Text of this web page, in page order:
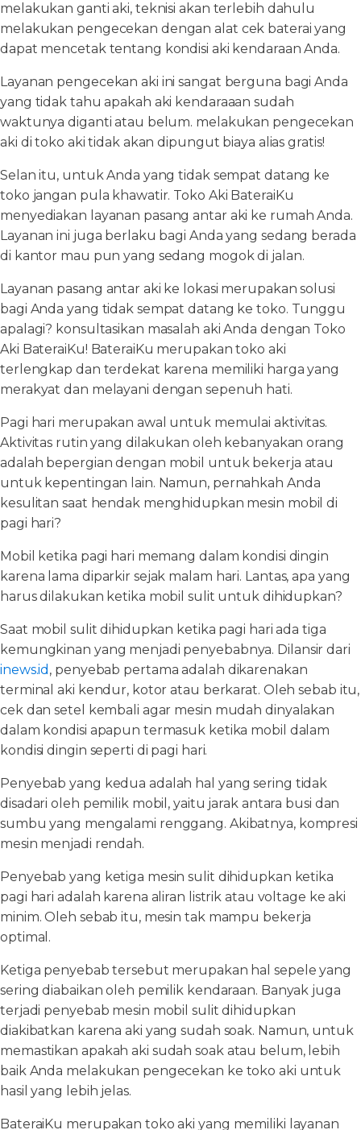
melakukan ganti aki, teknisi akan terlebih dahulu
melakukan pengecekan dengan alat cek baterai yang
dapat mencetak tentang kondisi aki kendaraan Anda.
Layanan pengecekan aki ini sangat berguna bagi Anda
yang tidak tahu apakah aki kendaraaan sudah
waktunya diganti atau belum. melakukan pengecekan
aki di toko aki tidak akan dipungut biaya alias gratis!
Selan itu, untuk Anda yang tidak sempat datang ke
toko jangan pula khawatir. Toko Aki BateraiKu
menyediakan layanan pasang antar aki ke rumah Anda.
Layanan ini juga berlaku bagi Anda yang sedang berada
di kantor mau pun yang sedang mogok di jalan.
Layanan pasang antar aki ke lokasi merupakan solusi
bagi Anda yang tidak sempat datang ke toko. Tunggu
apalagi? konsultasikan masalah aki Anda dengan Toko
Aki BateraiKu! BateraiKu merupakan toko aki
terlengkap dan terdekat karena memiliki harga yang
merakyat dan melayani dengan sepenuh hati.
Pagi hari merupakan awal untuk memulai aktivitas.
Aktivitas rutin yang dilakukan oleh kebanyakan orang
adalah bepergian dengan mobil untuk bekerja atau
untuk kepentingan lain. Namun, pernahkah Anda
kesulitan saat hendak menghidupkan mesin mobil di
pagi hari?
Mobil ketika pagi hari memang dalam kondisi dingin
karena lama diparkir sejak malam hari. Lantas, apa yang
harus dilakukan ketika mobil sulit untuk dihidupkan?
Saat mobil sulit dihidupkan ketika pagi hari ada tiga
kemungkinan yang menjadi penyebabnya. Dilansir dari
inews.id , penyebab pertama adalah dikarenakan
terminal aki kendur, kotor atau berkarat. Oleh sebab itu,
cek dan setel kembali agar mesin mudah dinyalakan
dalam kondisi apapun termasuk ketika mobil dalam
kondisi dingin seperti di pagi hari.
Penyebab yang kedua adalah hal yang sering tidak
disadari oleh pemilik mobil, yaitu jarak antara busi dan
sumbu yang mengalami renggang. Akibatnya, kompresi
mesin menjadi rendah.
Penyebab yang ketiga mesin sulit dihidupkan ketika
pagi hari adalah karena aliran listrik atau voltage ke aki
minim. Oleh sebab itu, mesin tak mampu bekerja
optimal.
Ketiga penyebab tersebut merupakan hal sepele yang
sering diabaikan oleh pemilik kendaraan. Banyak juga
terjadi penyebab mesin mobil sulit dihidupkan
diakibatkan karena aki yang sudah soak. Namun, untuk
memastikan apakah aki sudah soak atau belum, lebih
baik Anda melakukan pengecekan ke toko aki untuk
hasil yang lebih jelas.
BateraiKu merupakan toko aki yang memiliki layanan